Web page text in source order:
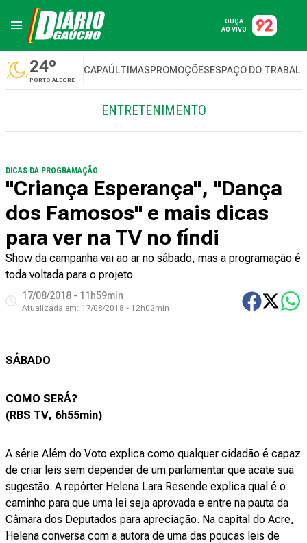
OUÇA
AO VIVO
24º
PORTO ALEGRE
CAPAÚLTIMASPROMOÇÕESESPAÇO DO
ENTRETENIMENTO
DICAS DA PROGRAMAÇÃO
"Criança Esperança", "Dança
dos Famosos" e mais dicas
para ver na TV no fíndi
Show da campanha vai ao ar no sábado, mas a programação é
toda voltada para o projeto
17/08/2018 - 11h59min
Atualizada em: 17/08/2018 - 12h02min
SÁBADO
COMO SERÁ?
(RBS TV, 6h55min)
A série Além do Voto explica como qualquer cidadão é capaz
de criar leis sem depender de um parlamentar que acate sua
sugestão. A repórter Helena Lara Resende explica qual é o
caminho para que uma lei seja aprovada e entre na pauta da
Câmara dos Deputados para apreciação. Na capital do Acre,
Helena conversa com a autora de uma das poucas leis de